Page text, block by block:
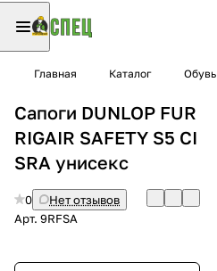
Главная Каталог Обувь
Сапоги DUNLOP FUR
RIGAIR SAFETY S5 CI
SRA унисекс
0
Нет отзывов
Арт. 9RFSA